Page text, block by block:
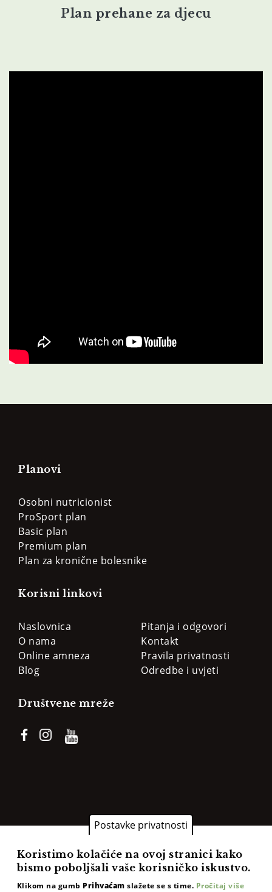
Plan prehane za djecu
Planovi
Osobni nutricionist
ProSport plan
Basic plan
Premium plan
Plan za kronične bolesnike
Korisni linkovi
Naslovnica
O nama
Online amneza
Blog
Pitanja i odgovori
Kontakt
Pravila privatnosti
Odredbe i uvjeti
Društvene mreže
Postavke privatnosti
Koristimo kolačiće na ovoj stranici kako
bismo poboljšali vaše korisničko iskustvo.
Klikom na gumb Prihvaćam slažete se s time. Pročitaj više